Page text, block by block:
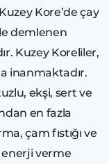
Kore’de çay
demlenen
Kuzey Koreliler,
inanmaktadır.
ekşi, sert ve
en fazla
çam fıstığı ve
enerji verme